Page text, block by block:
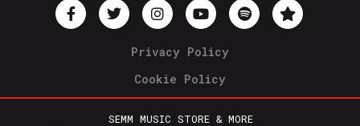
Privacy Policy
Cookie Policy
SEMM MUSIC STORE & MORE